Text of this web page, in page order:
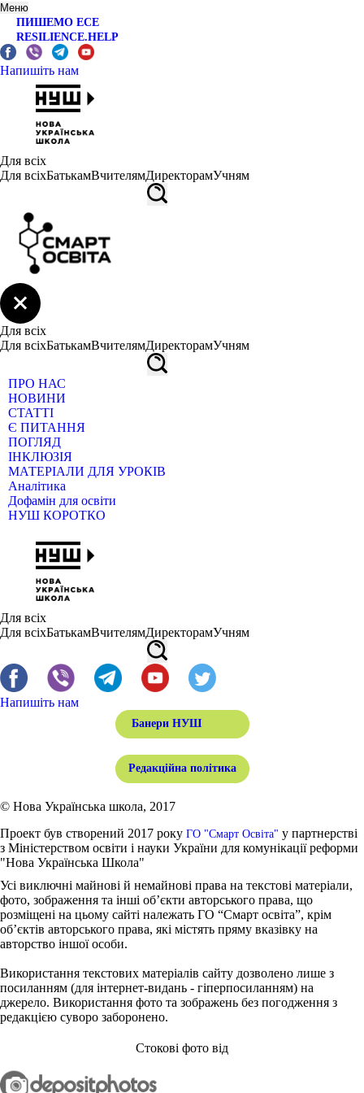
Меню
ПИШЕМО ЕСЕ
RESILIENCE.HELP
Напишіть нам
Для всіх
Для всіхБатькамВчителямДиректорамУчням
Для всіх
Для всіхБатькамВчителямДиректорамУчням
ПРО НАС
НОВИНИ
СТАТТІ
Є ПИТАННЯ
ПОГЛЯД
ІНКЛЮЗІЯ
МАТЕРІАЛИ ДЛЯ УРОКІВ
Аналітика
Дофамін для освіти
НУШ КОРОТКО
Для всіх
Для всіхБатькамВчителямДиректорамУчням
Напишіть нам
Банери НУШ
Редакційна політика
© Нова Українська школа, 2017
Проект був створений 2017 року ГО "Смарт Освіта" у партнерстві
з Міністерством освіти і науки України для комунікації реформи
"Нова Українська Школа"
Усі виключні майнові й немайнові права на текстові матеріали,
фото, зображення та інші об’єкти авторського права, що
розміщені на цьому сайті належать ГО “Смарт освіта”, крім
об’єктів авторського права, які містять пряму вказівку на
авторство іншої особи.
Використання текстових матеріалів сайту дозволено лише з
посиланням (для інтернет-видань - гіперпосиланням) на
джерело. Використання фото та зображень без погодження з
редакцією суворо заборонено.
Стокові фото від